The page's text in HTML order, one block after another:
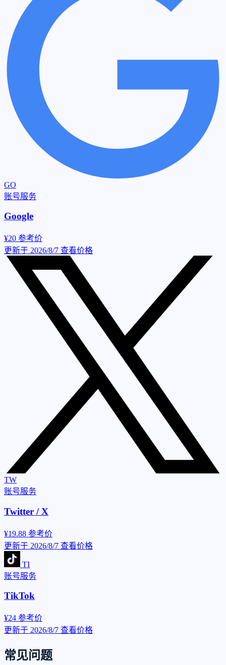
GO
账号服务
Google
¥20 参考价
更新于 2026/8/7 查看价格
TW
账号服务
Twitter / X
¥19.88 参考价
更新于 2026/8/7 查看价格
TI
账号服务
TikTok
¥24 参考价
更新于 2026/8/7 查看价格
常见问题